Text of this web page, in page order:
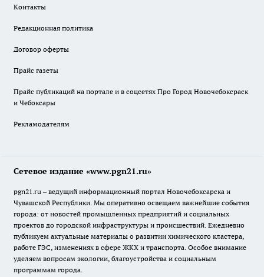
Контакты
Редакционная политика
Договор оферты
Прайс газеты
Прайс публикаций на портале и в соцсетях Про Город Новочебоксраск
и Чебоксары
Рекламодателям
Сетевое издание «www.pgn21.ru»
pgn21.ru – ведущий информационный портал Новочебоксарска и
Чувашской Республики. Мы оперативно освещаем важнейшие события
города: от новостей промышленных предприятий и социальных
проектов до городской инфраструктуры и происшествий. Ежедневно
публикуем актуальные материалы о развитии химического кластера,
работе ГЭС, изменениях в сфере ЖКХ и транспорта. Особое внимание
уделяем вопросам экологии, благоустройства и социальным
программам города.